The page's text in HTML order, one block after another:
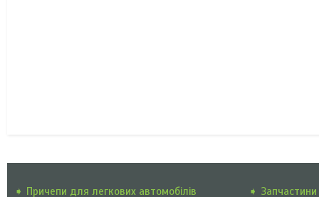
➧ Причепи для легкових автомобілів ➧ Запчастини